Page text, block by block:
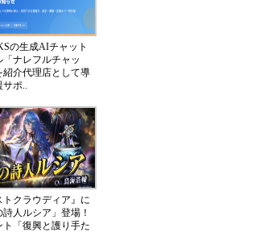
の生成AIチャット
「ナレフルチャッ
紹介代理店として導
サポ..
トクラウディア』に
詩人ルシア」登場！
ト「復興と護り手た